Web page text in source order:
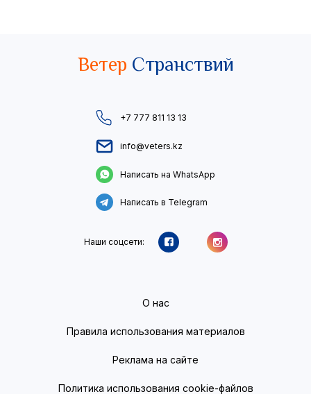
Ветер Странствий
+7 777 811 13 13
info@veters.kz
Написать на WhatsApp
Написать в Telegram
Наши соцсети:
О нас
Правила использования материалов
Реклама на сайте
Политика использования cookie-файлов